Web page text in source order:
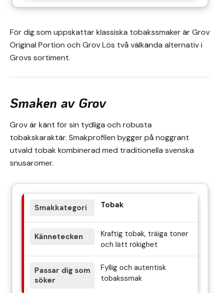
För dig som uppskattar klassiska tobakssmaker är Grov
Original Portion och Grov Lös två välkända alternativ i
Grovs sortiment.
Smaken av Grov
Grov är känt för sin tydliga och robusta
tobakskaraktär. Smakprofilen bygger på noggrant
utvald tobak kombinerad med traditionella svenska
snusaromer.
Tobak
Kraftig tobak, träiga toner
och lätt rökighet
Fyllig och autentisk
tobakssmak